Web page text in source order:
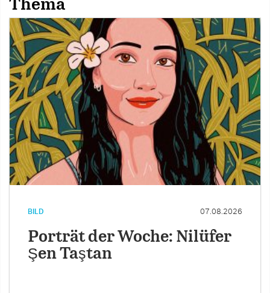
Thema
BILD 07.08.2026
Porträt der Woche: Nilüfer
Şen Taştan